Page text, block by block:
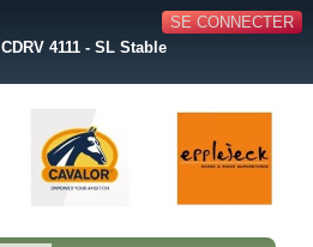
SE CONNECTER
CDRV 4111 - SL Stable